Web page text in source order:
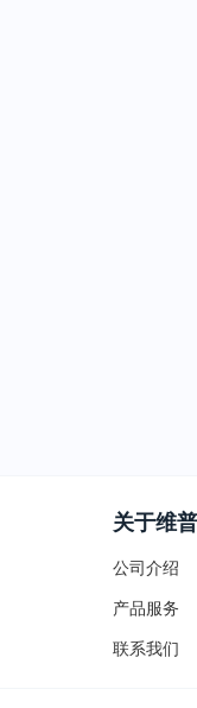
关于维普
公司介绍
产品服务
联系我们